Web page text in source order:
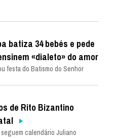
batiza 34 bebés e pede
«dialeto» do amor
festa do Batismo do Senhor
de Rito Bizantino
calendário Juliano